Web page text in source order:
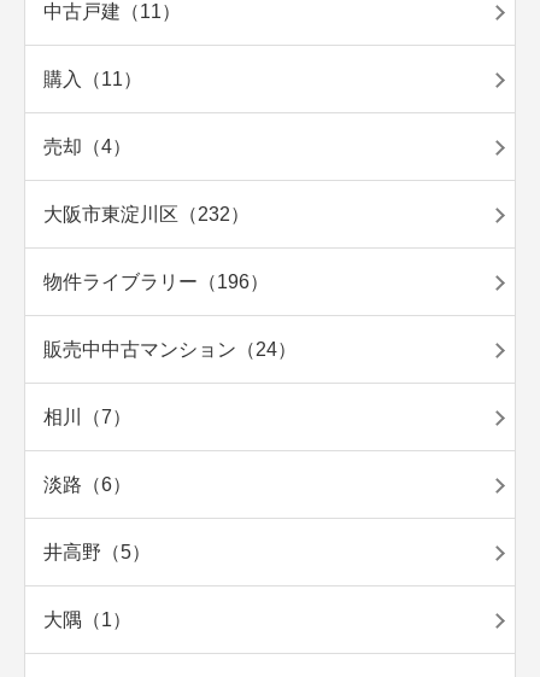
中古戸建（11）
購入（11）
売却（4）
大阪市東淀川区（232）
物件ライブラリー（196）
販売中中古マンション（24）
相川（7）
淡路（6）
井高野（5）
大隅（1）